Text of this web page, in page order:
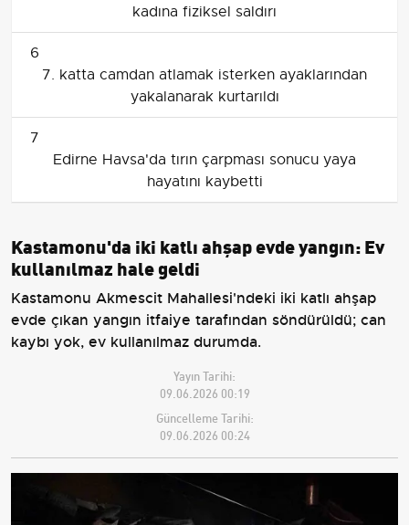
kadına fiziksel saldırı
6
7. katta camdan atlamak isterken ayaklarından
yakalanarak kurtarıldı
7
Edirne Havsa'da tırın çarpması sonucu yaya
hayatını kaybetti
Kastamonu'da iki katlı ahşap evde yangın: Ev
kullanılmaz hale geldi
Kastamonu Akmescit Mahallesi'ndeki iki katlı ahşap
evde çıkan yangın itfaiye tarafından söndürüldü; can
kaybı yok, ev kullanılmaz durumda.
Yayın Tarihi:
09.06.2026 00:19
Güncelleme Tarihi:
09.06.2026 00:24